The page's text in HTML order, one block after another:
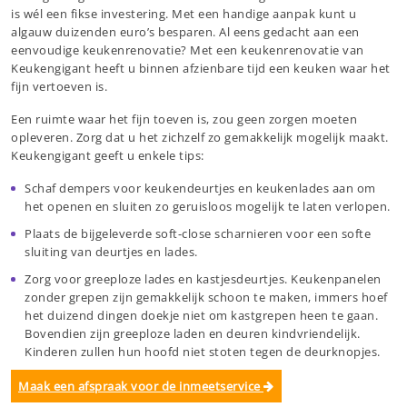
is wél een fikse investering. Met een handige aanpak kunt u
algauw duizenden euro’s besparen. Al eens gedacht aan een
eenvoudige keukenrenovatie? Met een keukenrenovatie van
Keukengigant heeft u binnen afzienbare tijd een keuken waar het
fijn vertoeven is.
Een ruimte waar het fijn toeven is, zou geen zorgen moeten
opleveren. Zorg dat u het zichzelf zo gemakkelijk mogelijk maakt.
Keukengigant geeft u enkele tips:
Schaf dempers voor keukendeurtjes en keukenlades aan om
het openen en sluiten zo geruisloos mogelijk te laten verlopen.
Plaats de bijgeleverde soft-close scharnieren voor een softe
sluiting van deurtjes en lades.
Zorg voor greeploze lades en kastjesdeurtjes. Keukenpanelen
zonder grepen zijn gemakkelijk schoon te maken, immers hoef
het duizend dingen doekje niet om kastgrepen heen te gaan.
Bovendien zijn greeploze laden en deuren kindvriendelijk.
Kinderen zullen hun hoofd niet stoten tegen de deurknopjes.
Maak een afspraak voor de inmeetservice